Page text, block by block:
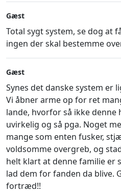
Gæst
Total sygt system, se dog at
ingen der skal bestemme
Gæst
Synes det danske system er
Vi åbner arme op for ret
lande, hvorfor så ikke denne
uvirkelig og så pga. Noget
mange som enten fusker,
voldsomme overgreb, og
helt klart at denne familie er
lad dem for fanden da blive.
fortræd!!